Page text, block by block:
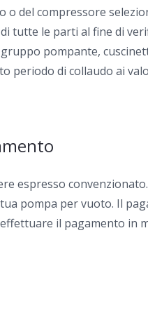
del compressore
le parti al fine di
pompante,
periodo di collaudo ai
espresso
pompa per vuoto. Il
il pagamento in